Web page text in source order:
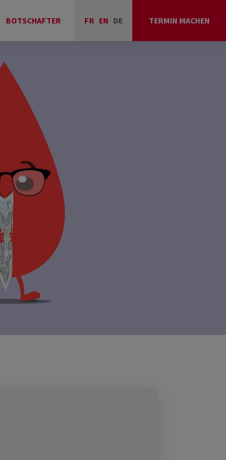
BOTSCHAFTER FR EN DE TERMIN MACHEN